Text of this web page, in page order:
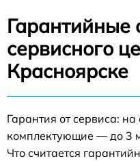
Гарантийные
сервисного
Красноярске
Гарантия от сервиса:
комплектующие — до 3
Что считается